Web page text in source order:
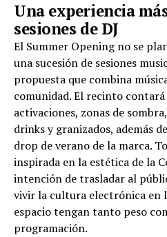
Una experiencia
sesiones de DJ
El Summer Opening no se
una sucesión de sesiones
propuesta que combina
comunidad. El recinto
activaciones, zonas de
drinks y granizados, además
drop de verano de la marca.
inspirada en la estética de la
intención de trasladar al
vivir la cultura electrónica en
espacio tengan tanto peso
programación.